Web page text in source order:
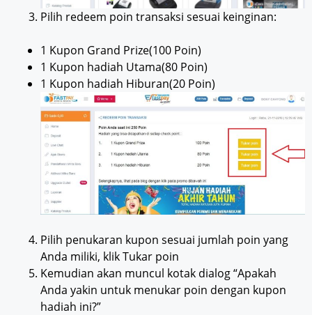
Pilih redeem poin transaksi sesuai keinginan:
1 Kupon Grand Prize(100 Poin)
1 Kupon hadiah Utama(80 Poin)
1 Kupon hadiah Hiburan(20 Poin)
Pilih penukaran kupon sesuai jumlah poin yang
Anda miliki, klik Tukar poin
Kemudian akan muncul kotak dialog “Apakah
Anda yakin untuk menukar poin dengan kupon
hadiah ini?”